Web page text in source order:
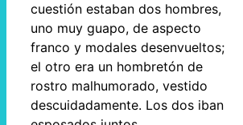
cuestión estaban dos hombres,
uno muy guapo, de aspecto
franco y modales desenvueltos;
el otro era un hombretón de
rostro malhumorado, vestido
descuidadamente. Los dos iban